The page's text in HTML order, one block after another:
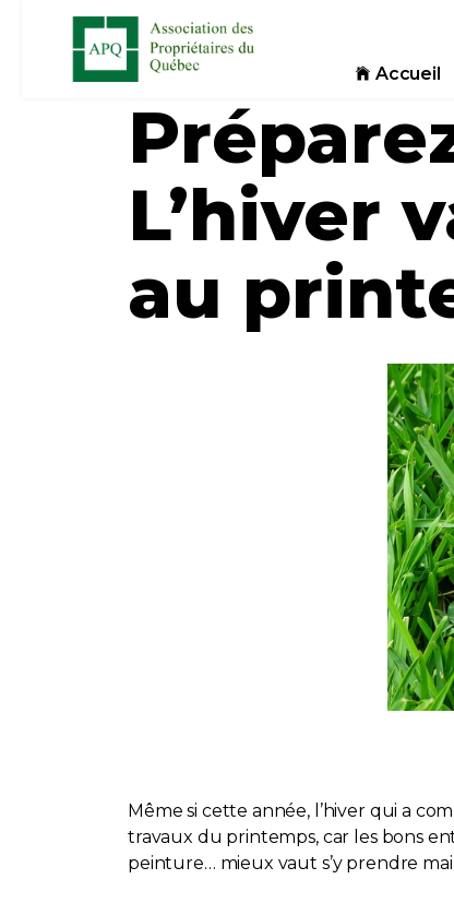
Accueil
L’hiver
au
Même si cette année, l’hiver qui a
travaux du printemps, car les bons
peinture… mieux vaut s’y prendre